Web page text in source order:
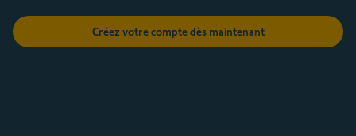
Créez votre compte dès maintenant